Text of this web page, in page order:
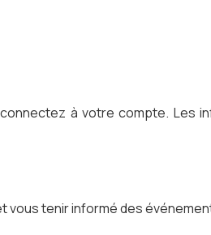
à votre compte. Les
tenir informé des